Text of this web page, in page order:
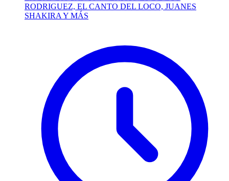
RODRIGUEZ, EL CANTO DEL LOCO, JUANES
SHAKIRA Y MÁS